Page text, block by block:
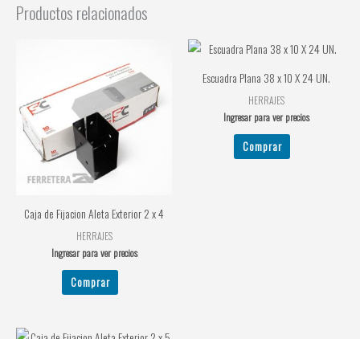
Productos relacionados
Caja de Fijacion Aleta Exterior 2 x 4
HERRAJES
Ingresar para ver precios
Comprar
Escuadra Plana 38 x 10 X 24 UN.
HERRAJES
Ingresar para ver precios
Comprar